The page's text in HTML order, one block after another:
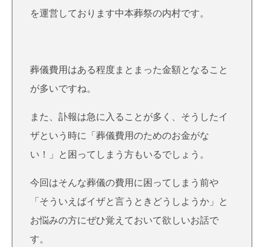
を運営しております中本葬祭の内村です。
葬儀費用はある程度まとまった金額となること
が多いですね。
また、訃報は急に入ることが多く、そうしたイ
ザという時に「葬儀費用のためのお金がな
い！」と困ってしまう方もいるでしょう。
今回はそんな葬儀の費用に困ってしまう前や
「そういえばイザと言うときどうしようか」と
お悩みの方にぜひ覚えておいて欲しいお話で
す。